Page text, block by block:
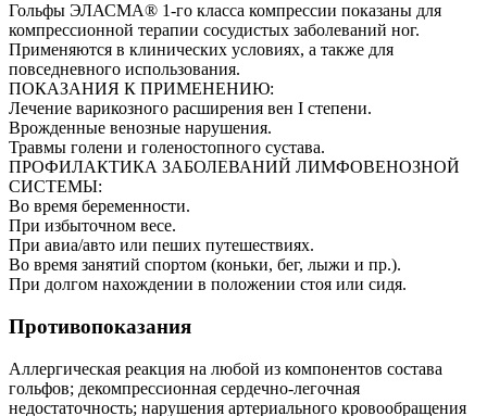
Гольфы ЭЛАСМА® 1-го класса компрессии показаны для
компрессионной терапии сосудистых заболеваний ног.
Применяются в клинических условиях, а также для
повседневного использования.
ПОКАЗАНИЯ К ПРИМЕНЕНИЮ:
Лечение варикозного расширения вен I степени.
Врожденные венозные нарушения.
Травмы голени и голеностопного сустава.
ПРОФИЛАКТИКА ЗАБОЛЕВАНИЙ ЛИМФОВЕНОЗНОЙ
СИСТЕМЫ:
Во время беременности.
При избыточном весе.
При авиа/авто или пеших путешествиях.
Во время занятий спортом (коньки, бег, лыжи и пр.).
При долгом нахождении в положении стоя или сидя.
Противопоказания
Аллергическая реакция на любой из компонентов состава
гольфов; декомпрессионная сердечно-легочная
недостаточность; нарушения артериального кровообращения